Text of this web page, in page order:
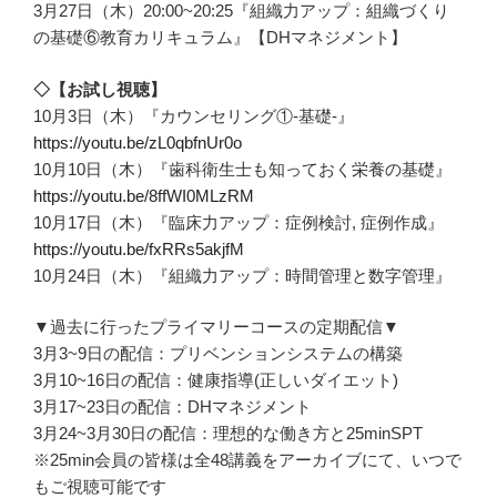
3月27日（木）20:00~20:25『組織力アップ：組織づくり
の基礎⑥教育カリキュラム』【DHマネジメント】
◇【お試し視聴】
10月3日（木）『カウンセリング①-基礎-』
https://youtu.be/zL0qbfnUr0o
10月10日（木）『歯科衛生士も知っておく栄養の基礎』
https://youtu.be/8ffWI0MLzRM
10月17日（木）『臨床力アップ：症例検討, 症例作成』
https://youtu.be/fxRRs5akjfM
10月24日（木）『組織力アップ：時間管理と数字管理』
▼過去に行ったプライマリーコースの定期配信▼
3月3~9日の配信：プリベンションシステムの構築
3月10~16日の配信：健康指導(正しいダイエット)
3月17~23日の配信：DHマネジメント
3月24~3月30日の配信：理想的な働き方と25minSPT
※25min会員の皆様は全48講義をアーカイブにて、いつで
もご視聴可能です